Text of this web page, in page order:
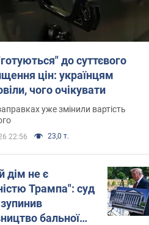
до суттєвого
цін: українцям
чого очікувати
уже змінили вартість
22:56 23,0 т.
дім не є
Трампа": суд
бальної